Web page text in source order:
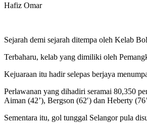
Hafiz Omar
Sejarah demi sejarah ditempa oleh Kelab
Terbaharu, kelab yang dimiliki oleh
Kejuaraan itu hadir selepas berjaya
Perlawanan yang dihadiri seramai 80,350
Aiman (42’), Bergson (62′) dan Heberty
Sementara itu, gol tunggal Selangor pula